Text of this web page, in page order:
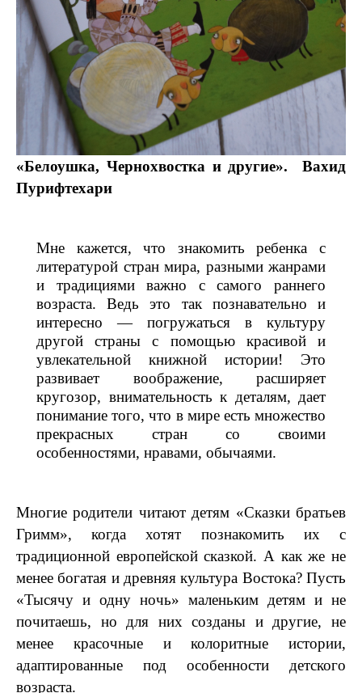
«Белоушка, Чернохвостка и другие». Вахид
Пурифтехари
Мне кажется, что знакомить ребенка с
литературой стран мира, разными жанрами
и традициями важно с самого раннего
возраста. Ведь это так познавательно и
интересно — погружаться в культуру
другой страны с помощью красивой и
увлекательной книжной истории! Это
развивает воображение, расширяет
кругозор, внимательность к деталям, дает
понимание того, что в мире есть множество
прекрасных стран со своими
особенностями, нравами, обычаями.
Многие родители читают детям «Сказки братьев
Гримм», когда хотят познакомить их с
традиционной европейской сказкой. А как же не
менее богатая и древняя культура Востока? Пусть
«Тысячу и одну ночь» маленьким детям и не
почитаешь, но для них созданы и другие, не
менее красочные и колоритные истории,
адаптированные под особенности детского
возраста.